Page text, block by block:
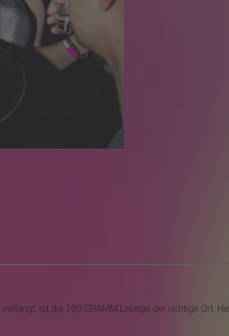
ist die 100 GRAMM Lounge der richtige Ort.